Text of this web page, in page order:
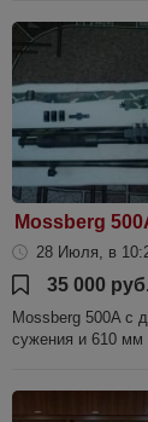
Mossberg
28 Июля, в
35 000
Mossberg 500A с
сужения и 610 мм